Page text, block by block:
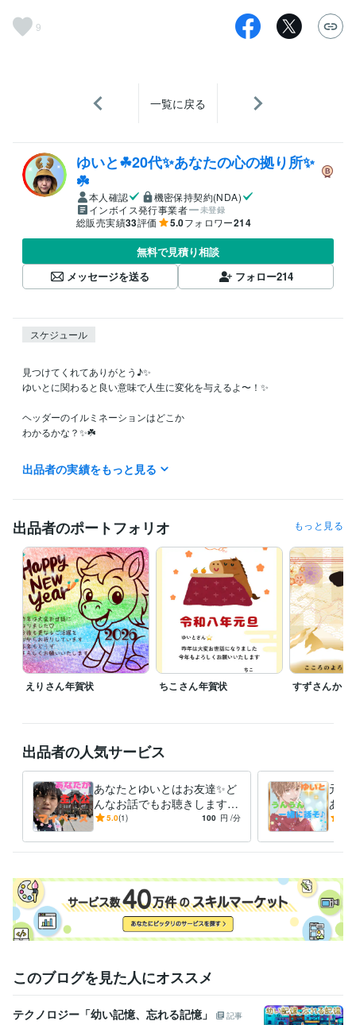
9
一覧に戻る
ゆいと☘20代✨あなたの心の拠り所✨
☘️
本人確認
機密保持契約(NDA)
インボイス発行事業者
未登録
総販売実績33評価 5.0フォロワー214
無料で見積り相談
メッセージを送る
フォロー214
スケジュール
見つけてくれてありがとう♪✨
ゆいとに関わると良い意味で人生に変化を与えるよ〜！✨
ヘッダーのイルミネーションはどこか
わかるかな？✨☘️
朝、今から仕事に行くのにやる気が出ない行く気になれないと思う人に
おすすめです✨
途中中抜けすることがすることがあるかもしれません☘
離籍中もお話出来るかも知れないので
メッセージお待ちしております✨
2026年が始まりましたね✨☘️
皆さんは今年目標はなんですか？✨
僕はココナラや物販やFX
いろいろ掲げてる目標はあります✨
ぜひ皆さんの目標を教えてください✨☘️
目標を掲げてその目標に対し
とりあえず5分だけでもやってみる✨
そうすると意外と続いたりしますよ✨
勇気がいるのは最初だけです✨
気軽にコメントなどくれると
ゆいとは飛んで喜びます✨☘️
ぜひお聴かせくださると嬉しいです✨☘️
受賞歴
ココナラ出品開始 note ブログ開始
ココナラ　レギュラーランク達
成 ココナラ　ブロンズランク達成 ココナラ　シルバーランク達成
資格・検定
上級心理カウンセラー 取得年 : 2024年
ビジネス・クリエイティブツール
Canva:1年
出品者の実績をもっと見る
出品者のポートフォリオ もっと見る
えりさん年賀状 ちこさん年賀状 すずさんから
出品者の人気サービス
あなたとゆいとはお友達✨ど
んなお話でもお聴きします
あなたの人生の主人公はあな
せんか☘
5.0(1) 100 円 /分
元気
あな
試し
このブログを見た人にオススメ
テクノロジー「幼い記憶、忘れる記憶」
記事